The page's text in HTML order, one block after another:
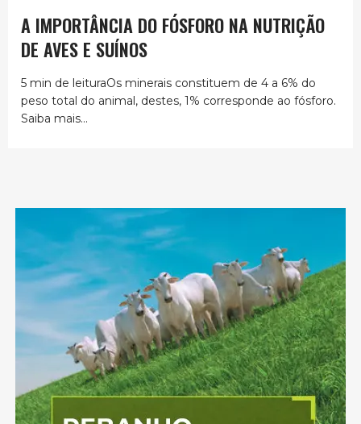
A IMPORTÂNCIA DO FÓSFORO NA NUTRIÇÃO
DE AVES E SUÍNOS
5 min de leituraOs minerais constituem de 4 a 6% do
peso total do animal, destes, 1% corresponde ao fósforo.
Saiba mais...